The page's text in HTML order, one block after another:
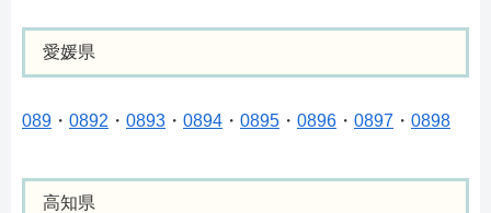
愛媛県
089 ・ 0892 ・ 0893 ・ 0894 ・ 0895 ・ 0896 ・ 0897 ・ 0898
高知県